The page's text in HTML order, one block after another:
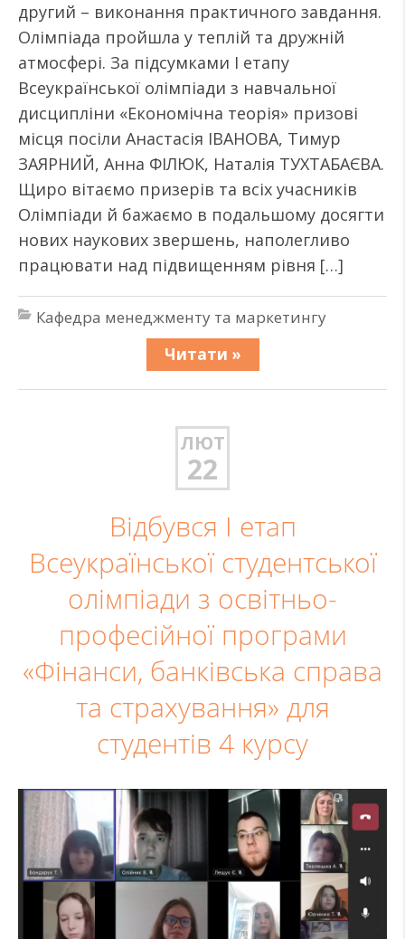
другий – виконання практичного завдання.
Олімпіада пройшла у теплій та дружній
атмосфері. За підсумками І етапу
Всеукраїнської олімпіади з навчальної
дисципліни «Економічна теорія» призові
місця посіли Анастасія ІВАНОВА, Тимур
ЗАЯРНИЙ, Анна ФІЛЮК, Наталія ТУХТАБАЄВА.
Щиро вітаємо призерів та всіх учасників
Олімпіади й бажаємо в подальшому досягти
нових наукових звершень, наполегливо
працювати над підвищенням рівня […]
Кафедра менеджменту та маркетингу
Читати »
ЛЮТ
22
Відбувся І етап
Всеукраїнської студентської
олімпіади з освітньо-
професійної програми
«Фінанси, банківська справа
та страхування» для
студентів 4 курсу